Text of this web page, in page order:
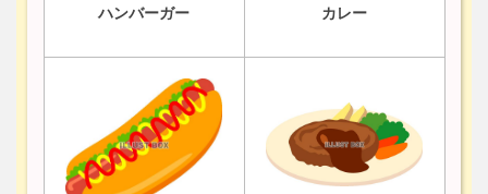
ハンバーガー カレー